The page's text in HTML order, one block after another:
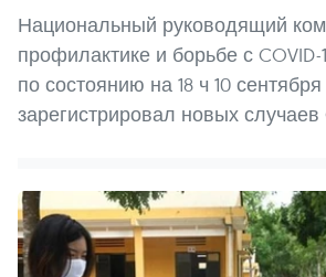
Национальный руководящий
профилактике и борьбе с
по состоянию на 18 ч 10
зарегистрировал новых случаев